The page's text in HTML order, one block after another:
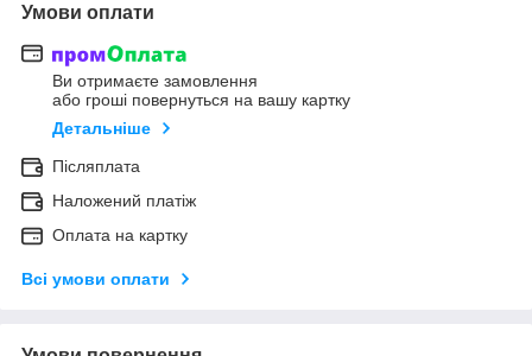
Умови оплати
Ви отримаєте замовлення
або гроші повернуться на вашу картку
Детальніше
Післяплата
Наложений платіж
Оплата на картку
Всі умови оплати